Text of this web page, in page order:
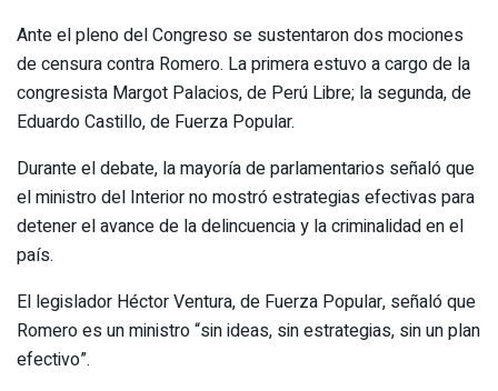
Ante el pleno del Congreso se sustentaron dos mociones
de censura contra Romero. La primera estuvo a cargo de la
congresista Margot Palacios, de Perú Libre; la segunda, de
Eduardo Castillo, de Fuerza Popular.
Durante el debate, la mayoría de parlamentarios señaló que
el ministro del Interior no mostró estrategias efectivas para
detener el avance de la delincuencia y la criminalidad en el
país.
El legislador Héctor Ventura, de Fuerza Popular, señaló que
Romero es un ministro “sin ideas, sin estrategias, sin un plan
efectivo”.